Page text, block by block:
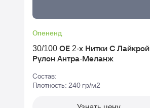
Опененд
30/100 ОЕ 2-х Нитки С Лайкрой
Рулон Антра-Меланж
Состав:
Плотность: 240 гр/м2